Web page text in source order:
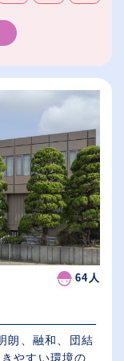
64人
朗、融和、団結
やすい環境の